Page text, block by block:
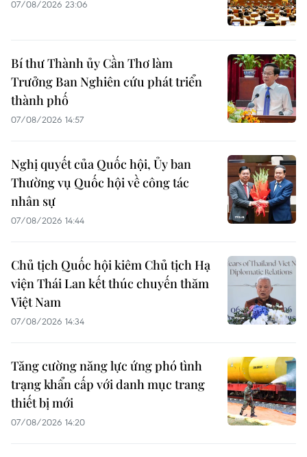
07/08/2026 23:06
Bí thư Thành ủy Cần Thơ làm
Trưởng Ban Nghiên cứu phát triển
thành phố
07/08/2026 14:57
Nghị quyết của Quốc hội, Ủy ban
Thường vụ Quốc hội về công tác
nhân sự
07/08/2026 14:44
Chủ tịch Quốc hội kiêm Chủ tịch Hạ
viện Thái Lan kết thúc chuyến thăm
Việt Nam
07/08/2026 14:34
Tăng cường năng lực ứng phó tình
trạng khẩn cấp với danh mục trang
thiết bị mới
07/08/2026 14:20